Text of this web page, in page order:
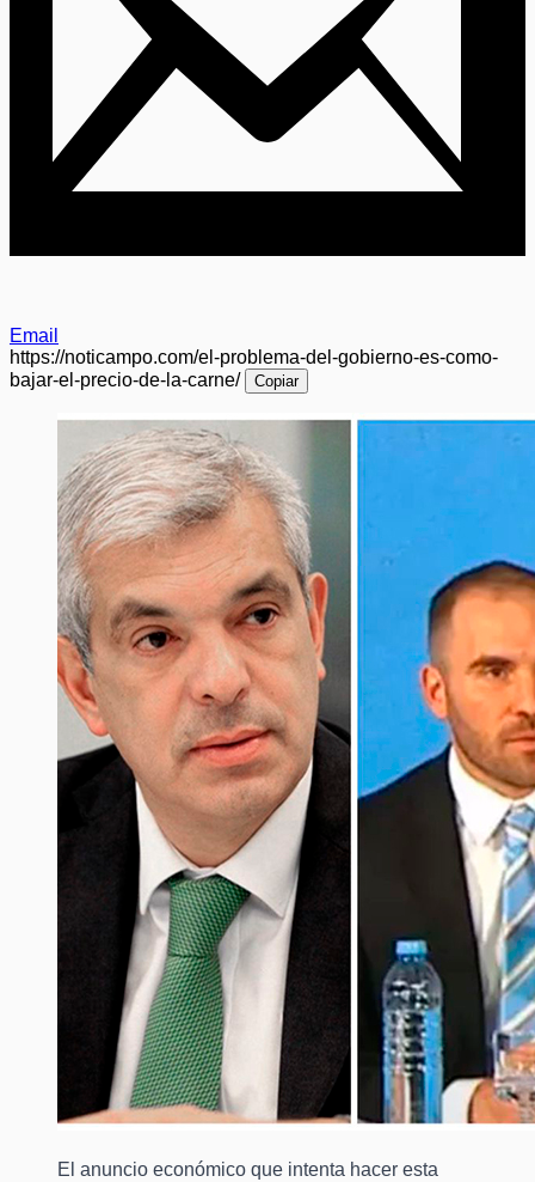
Email
https://noticampo.com/el-problema-del-gobierno-es-como-
bajar-el-precio-de-la-carne/
Copiar
El anuncio económico que intenta hacer esta